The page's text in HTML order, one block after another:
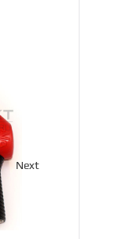
Next